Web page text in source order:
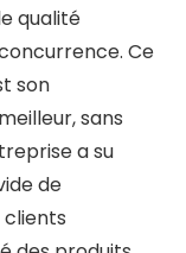
qualité
Ce
son
sans
a su
de